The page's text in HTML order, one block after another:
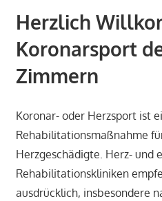
Herzlich
Koronarsport
Zimmern
Koronar- oder Herzsport ist
Rehabilitationsmaßnahme
Herzgeschädigte. Herz- und
Rehabilitationskliniken
ausdrücklich, insbesondere